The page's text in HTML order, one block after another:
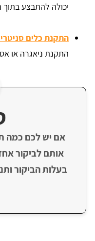
יכולה להתבצע בתוך
התקנת כלים
התקנת ניאגרה או
אם יש לכם כמה
אותם לביקור
בעלות הביקור